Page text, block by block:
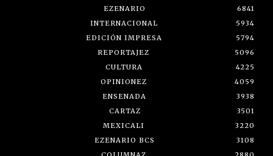
EZENARIO
6841
INTERNACIONAL
5934
EDICIÓN IMPRESA
5794
REPORTAJEZ
5096
CULTURA
4225
OPINIONEZ
4059
ENSENADA
3938
CARTAZ
3501
MEXICALI
3220
EZENARIO BCS
3108